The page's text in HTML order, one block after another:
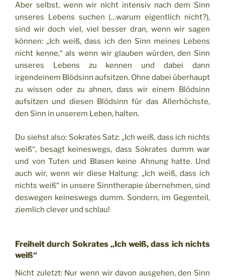
Aber selbst, wenn wir nicht intensiv nach dem Sinn
unseres Lebens suchen (…­warum eigentlich nicht?),
sind wir doch viel, viel besser dran, wenn wir sagen
können: „Ich weiß, dass ich den Sinn meines Lebens
nicht kenne,“ als wenn wir glauben würden, den Sinn
unseres Lebens zu kennen und dabei dann
irgendeinem Blödsinn aufsitzen. Ohne dabei überhaupt
zu wissen oder zu ahnen, dass wir einem Blödsinn
aufsitzen und diesen Blödsinn für das Allerhöchste,
den Sinn in unserem Leben, halten.
Du siehst also: Sokrates Satz: „Ich weiß, dass ich nichts
weiß“, besagt keineswegs, dass Sokrates dumm war
und von Tuten und Blasen keine Ahnung hatte. Und
auch wir, wenn wir diese Haltung: „Ich weiß, dass ich
nichts weiß“ in unsere Sinntherapie übernehmen, sind
deswegen keineswegs dumm. Sondern, im Gegenteil,
ziemlich clever und schlau!
Freiheit durch Sokrates „Ich weiß, dass ich nichts
weiß“
Nicht zuletzt: Nur wenn wir davon ausgehen, den Sinn